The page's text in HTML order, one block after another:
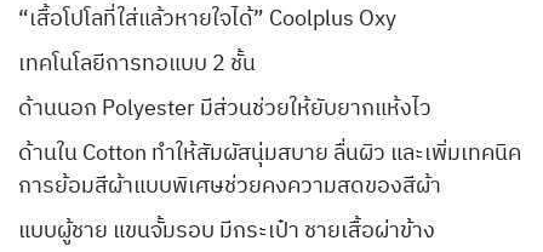
“เสื้อโปโลที่ใส่แล้วหายใจได้” Coolplus Oxy
เทคโนโลยีการทอแบบ 2 ชั้น
ด้านนอก Polyester มีส่วนช่วยให้ยับยากแห้งไว
ด้านใน Cotton ทำให้สัมผัสนุ่มสบาย ลื่นผิว และเพิ่มเทคนิค
การย้อมสีผ้าแบบพิเศษช่วยคงความสดของสีผ้า
แบบผู้ชาย แขนจั้มรอบ มีกระเป๋า ชายเสื้อผ่าข้าง